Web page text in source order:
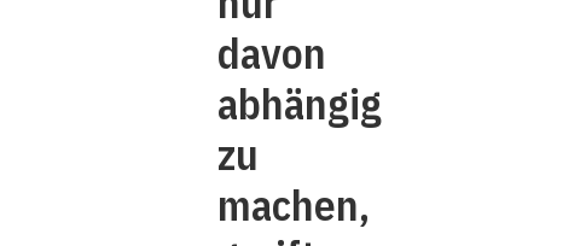
davon
abhängig
zu
machen,